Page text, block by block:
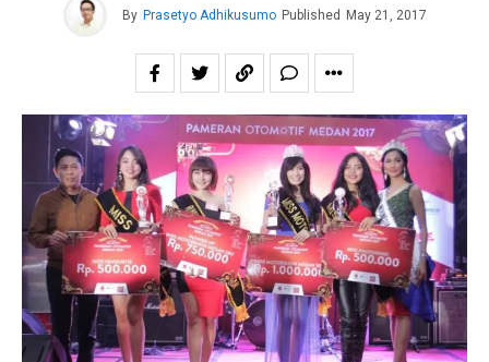
By Prasetyo Adhikusumo Published May 21, 2017